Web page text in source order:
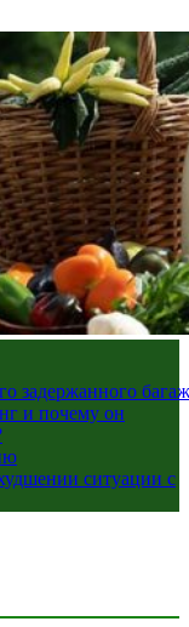
задержанного
и почему он
ситуации с